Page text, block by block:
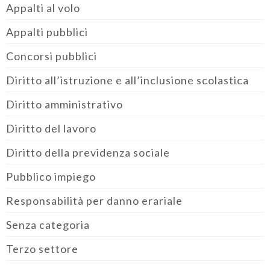
Appalti al volo
Appalti pubblici
Concorsi pubblici
Diritto all’istruzione e all’inclusione scolastica
Diritto amministrativo
Diritto del lavoro
Diritto della previdenza sociale
Pubblico impiego
Responsabilità per danno erariale
Senza categoria
Terzo settore